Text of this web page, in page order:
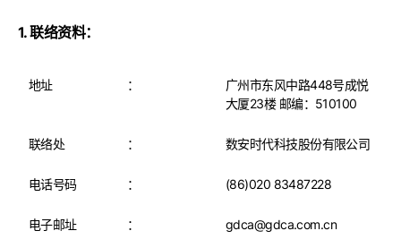
1. 联络资料：
地址 ：
广州市东风中路448号成悦
大厦23楼 邮编：510100
联络处 ： 数安时代科技股份有限公司
电话号码 ： (86)020 83487228
电子邮址 ： gdca@gdca.com.cn